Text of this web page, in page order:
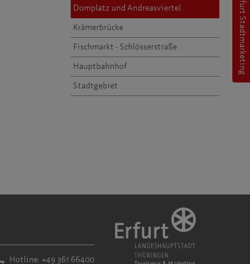
Domplatz und Andreasviertel
Krämerbrücke
Fischmarkt - Schlösserstraße
Hauptbahnhof
Stadtgebiet
Hotline: +49 361 66400
Erfurt Stadtmarketing